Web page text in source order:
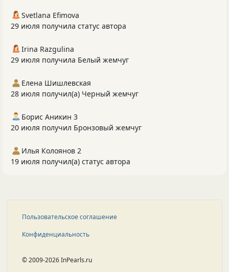
Svetlana Efimova
29 июля получила статус автора
Irina Razgulina
29 июля получила Белый жемчуг
Елена Шишлевская
28 июля получил(а) Черный жемчуг
Борис Аникин 3
20 июля получил Бронзовый жемчуг
Илья Колоянов 2
19 июля получил(а) статус автора
Пользовательское соглашение
Конфиденциальность
© 2009-2026 InPearls.ru